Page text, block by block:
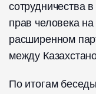
сотрудничества
прав человека
расширенном
между
По итогам